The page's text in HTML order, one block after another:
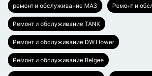
ремонт и обслуживание МАЗ Ремонт и
Ремонт и обслуживание TANK
Ремонт и обслуживание DW Hower
Ремонт и обслуживание Belgee